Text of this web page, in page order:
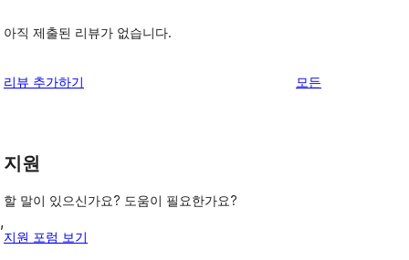
아직 제출된 리뷰가 없습니다.
리뷰 추가하기 모든
지원
할 말이 있으신가요? 도움이 필요한가요?
지원 포럼 보기